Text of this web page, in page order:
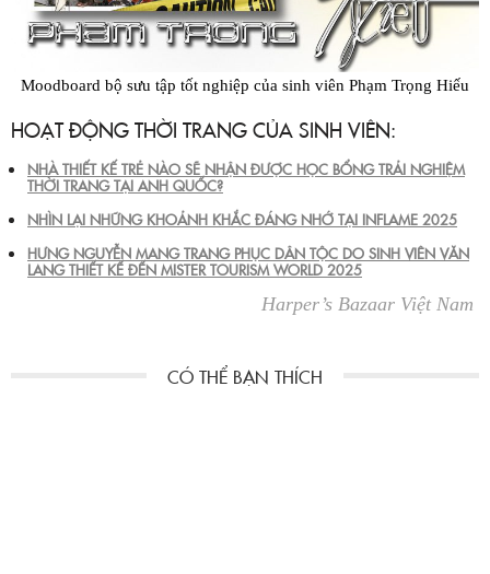
Moodboard bộ sưu tập tốt nghiệp của sinh viên Phạm Trọng Hiếu
HOẠT ĐỘNG THỜI TRANG CỦA SINH VIÊN:
NHÀ THIẾT KẾ TRẺ NÀO SẼ NHẬN ĐƯỢC HỌC BỔNG TRẢI NGHIỆM
THỜI TRANG TẠI ANH QUỐC?
NHÌN LẠI NHỮNG KHOẢNH KHẮC ĐÁNG NHỚ TẠI INFLAME 2025
HƯNG NGUYỄN MANG TRANG PHỤC DÂN TỘC DO SINH VIÊN VĂN
LANG THIẾT KẾ ĐẾN MISTER TOURISM WORLD 2025
Harper’s Bazaar Việt Nam